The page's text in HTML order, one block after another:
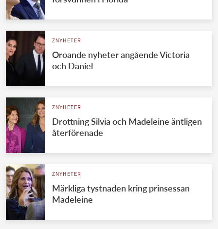
ZNYHETER
Oroande nyheter angående Victoria
och Daniel
ZNYHETER
Drottning Silvia och Madeleine äntligen
återförenade
ZNYHETER
Märkliga tystnaden kring prinsessan
Madeleine